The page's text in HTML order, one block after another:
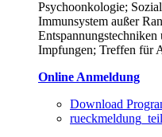
Psychoonkologie;
Immunsystem außer
Impfungen; Treffen für
Online Anmeldung
Download